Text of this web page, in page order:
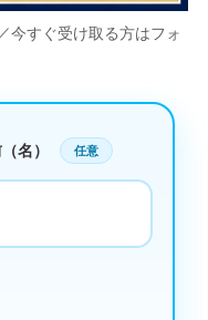
今すぐ受け取る方はフォ
名） 任意